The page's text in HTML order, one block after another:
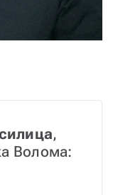
,
Волома: